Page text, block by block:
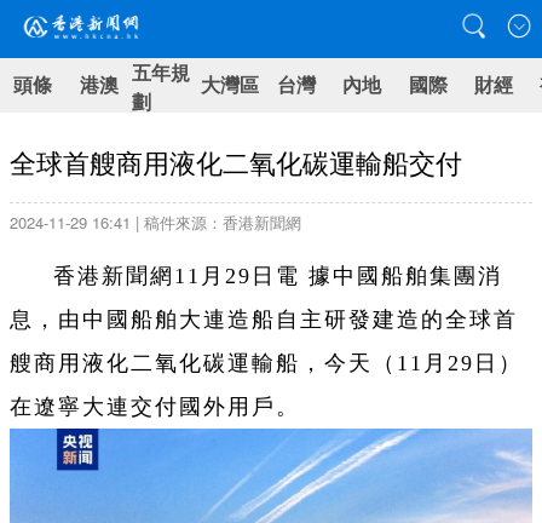
頭條 港澳 五年規
劃
大灣區 台灣 內地 國際 財經
全球首艘商用液化二氧化碳運輸船交付
2024-11-29 16:41 | 稿件來源：香港新聞網
香港新聞網11月29日電 據中國船舶集團消
息，由中國船舶大連造船自主研發建造的全球首
艘商用液化二氧化碳運輸船，今天（11月29日）
在遼寧大連交付國外用戶。